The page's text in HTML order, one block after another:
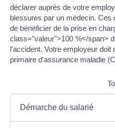
déclarer auprès de votre
blessures par un médecin.
de bénéficier de la prise en
class="valeur">100 %</span>
l'accident. Votre employeur
primaire d'assurance maladie
Démarche du salarié